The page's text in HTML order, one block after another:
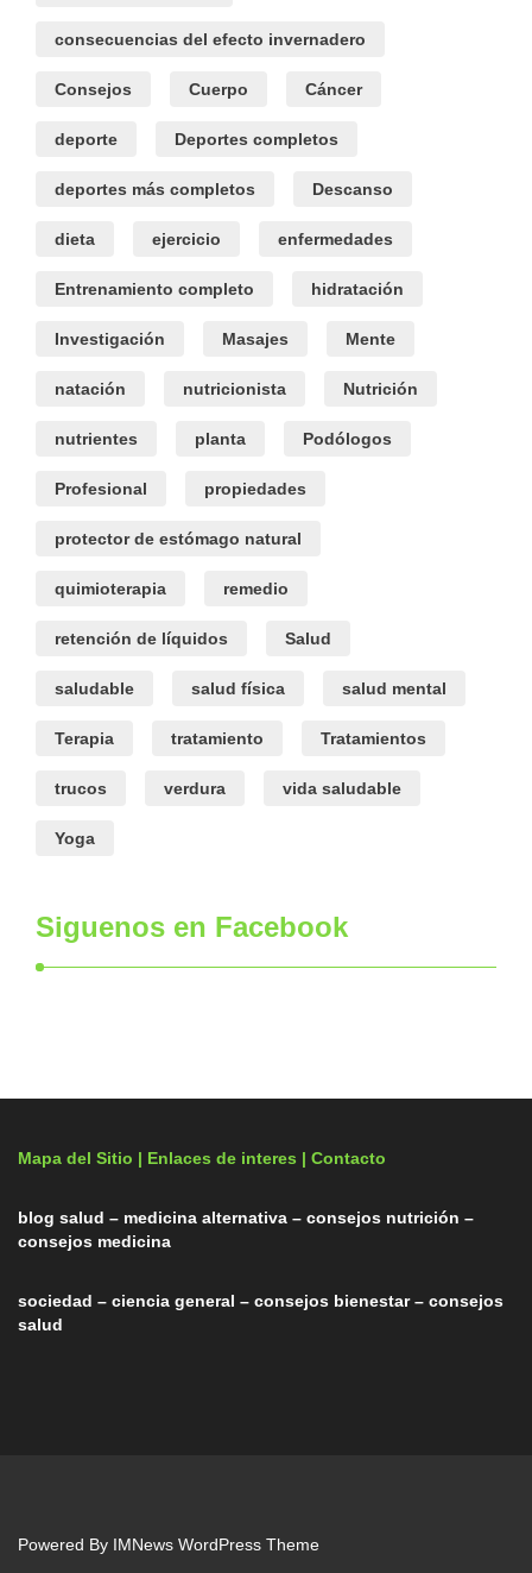
consecuencias del efecto invernadero
Consejos Cuerpo Cáncer
deporte Deportes completos
deportes más completos Descanso
dieta ejercicio enfermedades
Entrenamiento completo hidratación
Investigación Masajes Mente
natación nutricionista Nutrición
nutrientes planta Podólogos
Profesional propiedades
protector de estómago natural
quimioterapia remedio
retención de líquidos Salud
saludable salud física salud mental
Terapia tratamiento Tratamientos
trucos verdura vida saludable
Yoga
Siguenos en Facebook
Mapa del Sitio | Enlaces de interes | Contacto
blog salud – medicina alternativa – consejos nutrición –
consejos medicina
sociedad – ciencia general – consejos bienestar – consejos
salud
Powered By IMNews WordPress Theme